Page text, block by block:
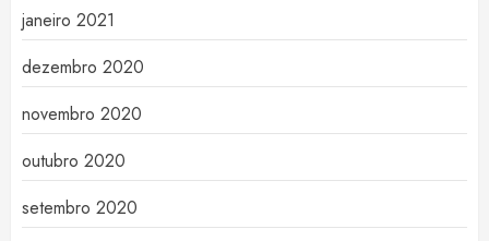
janeiro 2021
dezembro 2020
novembro 2020
outubro 2020
setembro 2020